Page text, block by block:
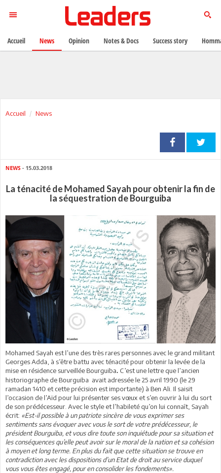
Accueil News
NEWS - 15.03.2018
La ténacité de Mohamed Sayah pour obtenir la fin de
la séquestration de Bourguiba
Mohamed Sayah est l’une des très rares personnes avec le grand militant
Georges Adda, à s’être battu avec ténacité pour obtenir la levée de la
mise en résidence surveillée Bourguiba. C’est une lettre que l’ancien
historiographe de Bourguiba avait adressée le 25 avril 1990 (le 29
ramadan 1410 et cette précision est importante) à Ben Ali. Il saisit
l’occasion de l’Aïd pour lui présenter ses vœux et s’en ouvrir à lui du sort
de son prédécesseur. Avec le style et l’habileté qu’on lui connaît, Sayah
écrit: «Est-il possible à un patriote sincère de vous exprimer ses
sentiments sans évoquer avec vous le sort de votre prédécesseur, le
président Bourguiba, et vous dire toute son inquiétude pour sa situation et
les conséquences qu’elle peut avoir sur le moral de la nation et sa cohésion
à moyen et long terme. En plus du fait que cette situation se trouve en
contradiction avec les dispositions d’un Etat de droit au service duquel
vous vous êtes engagé, pour en consolider les fondements».
Accueil News Opinion Notes & Docs Success story